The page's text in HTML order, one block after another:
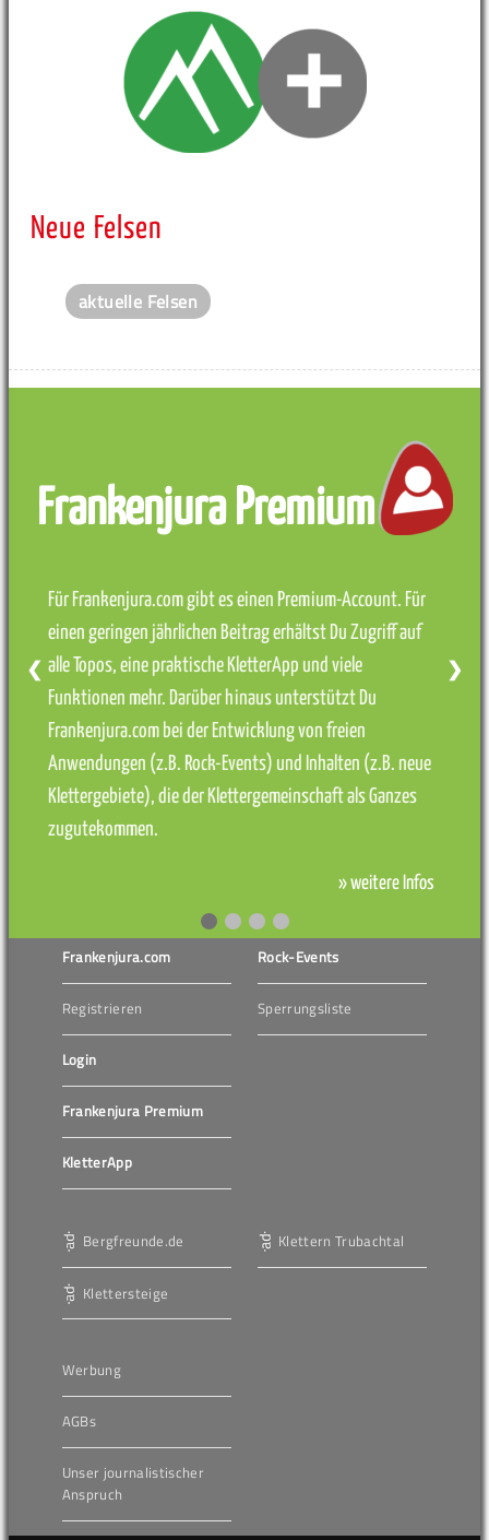
Neue Felsen
aktuelle Felsen
Frankenjura Premium
Für Frankenjura.com gibt es einen Premium-Account. Für
einen geringen jährlichen Beitrag erhältst Du Zugriff auf
alle Topos, eine praktische KletterApp und viele
Funktionen mehr. Darüber hinaus unterstützt Du
Frankenjura.com bei der Entwicklung von freien
Anwendungen (z.B. Rock-Events) und Inhalten (z.B. neue
Klettergebiete), die der Klettergemeinschaft als Ganzes
zugutekommen.
» weitere Infos
❮ ❯
Frankenjura.com
Registrieren
Login
Frankenjura Premium
KletterApp
Rock-Events
Sperrungsliste
Bergfreunde.de
Klettersteige
Klettern Trubachtal
Werbung
AGBs
Unser journalistischer
Anspruch